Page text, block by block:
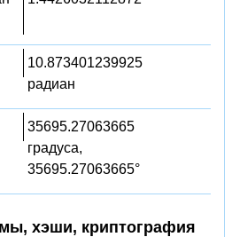
10.873401239925
радиан
35695.27063665
градуса,
35695.27063665°
хэши, криптография